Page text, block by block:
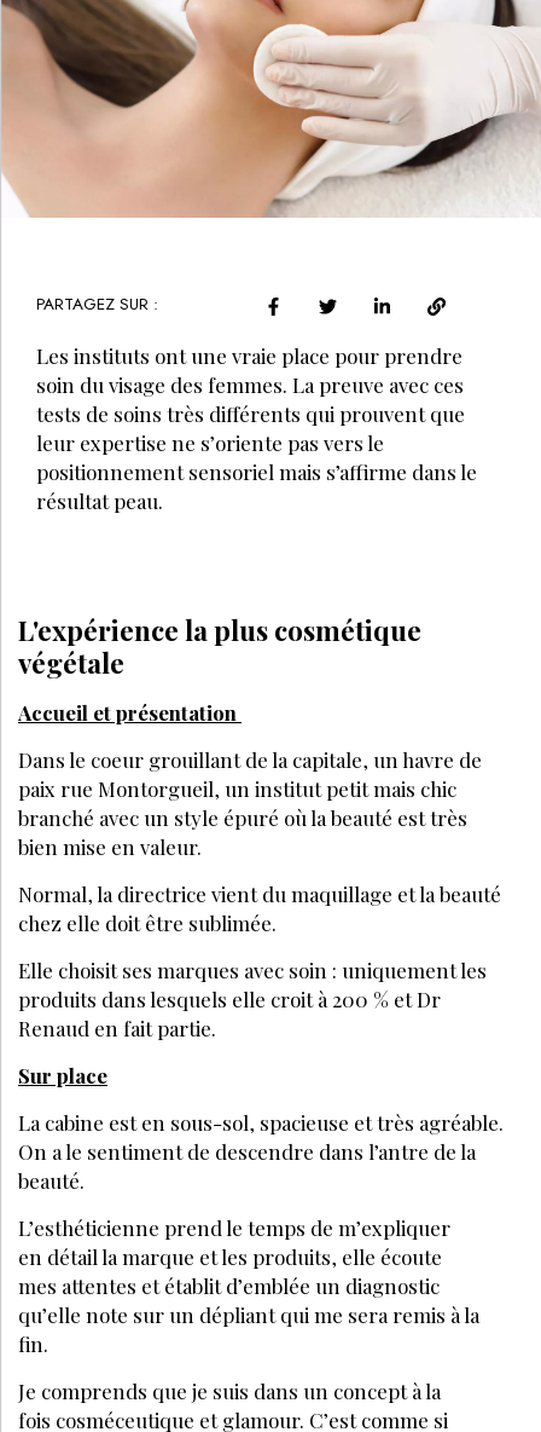
PARTAGEZ SUR :
Les instituts ont une vraie place pour prendre
soin du visage des femmes. La preuve avec ces
tests de soins très différents qui prouvent que
leur expertise ne s’oriente pas vers le
positionnement sensoriel mais s’affirme dans le
résultat peau.
L'expérience la plus cosmétique
végétale
Accueil et présentation
Dans le coeur grouillant de la capitale, un havre de
paix rue Montorgueil, un institut petit mais chic
branché avec un style épuré où la beauté est très
bien mise en valeur.
Normal, la directrice vient du maquillage et la beauté
chez elle doit être sublimée.
Elle choisit ses marques avec soin : uniquement les
produits dans lesquels elle croit à 200 % et Dr
Renaud en fait partie.
Sur place
La cabine est en sous-sol, spacieuse et très agréable.
On a le sentiment de descendre dans l’antre de la
beauté.
L’esthéticienne prend le temps de m’expliquer
en détail la marque et les produits, elle écoute
mes attentes et établit d’emblée un diagnostic
qu’elle note sur un dépliant qui me sera remis à la
fin.
Je comprends que je suis dans un concept à la
fois cosméceutique et glamour. C’est comme si